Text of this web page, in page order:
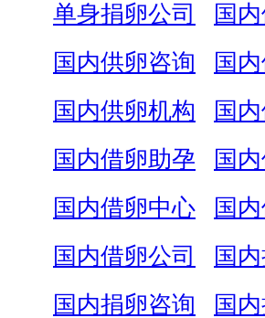
单身捐卵公司
国
国内供卵咨询
国
国内供卵机构
国
国内借卵助孕
国
国内借卵中心
国
国内借卵公司
国
国内捐卵咨询
国